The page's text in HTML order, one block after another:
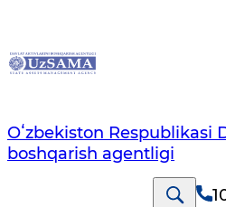
Oʻzbekiston Respublikasi
boshqarish agentligi